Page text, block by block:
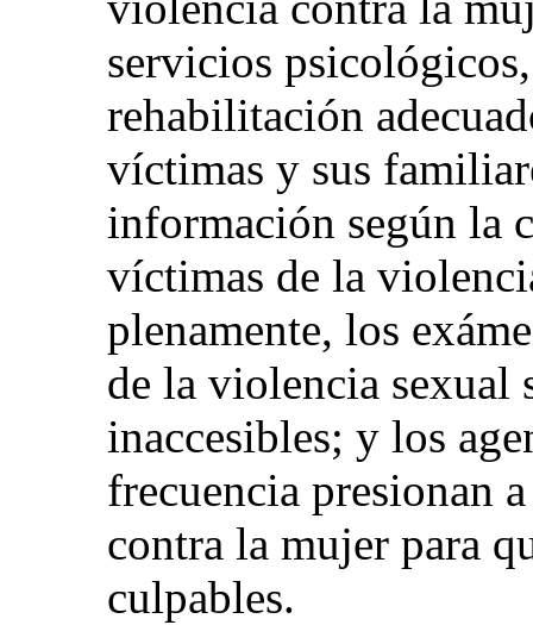
servicios
rehabilitación
víctimas y sus
información según la
víctimas de la
plenamente, los
de la violencia sexual
inaccesibles; y los
frecuencia presionan
contra la mujer para
culpables.